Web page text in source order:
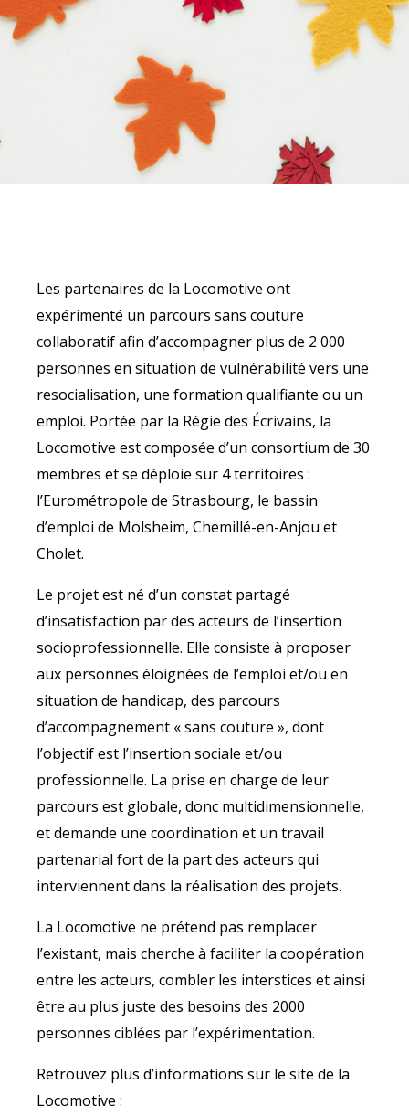
Les partenaires de la Locomotive ont
expérimenté un parcours sans couture
collaboratif afin d’accompagner plus de 2 000
personnes en situation de vulnérabilité vers une
resocialisation, une formation qualifiante ou un
emploi. Portée par la Régie des Écrivains, la
Locomotive est composée d’un consortium de 30
membres et se déploie sur 4 territoires :
l’Eurométropole de Strasbourg, le bassin
d’emploi de Molsheim, Chemillé-en-Anjou et
Cholet.
Le projet est né d’un constat partagé
d’insatisfaction par des acteurs de l’insertion
socioprofessionnelle. Elle consiste à proposer
aux personnes éloignées de l’emploi et/ou en
situation de handicap, des parcours
d’accompagnement « sans couture », dont
l’objectif est l’insertion sociale et/ou
professionnelle. La prise en charge de leur
parcours est globale, donc multidimensionnelle,
et demande une coordination et un travail
partenarial fort de la part des acteurs qui
interviennent dans la réalisation des projets.
La Locomotive ne prétend pas remplacer
l’existant, mais cherche à faciliter la coopération
entre les acteurs, combler les interstices et ainsi
être au plus juste des besoins des 2000
personnes ciblées par l’expérimentation.
Retrouvez plus d’informations sur le site de la
Locomotive :